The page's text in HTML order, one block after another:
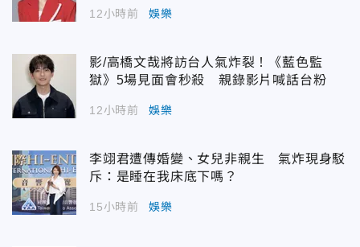
12小時前 娛樂
影/高橋文哉將訪台人氣炸裂！《藍色監
獄》5場見面會秒殺 親錄影片喊話台粉
12小時前 娛樂
李翊君遭傳婚變、女兒非親生 氣炸現身駁
斥：是睡在我床底下嗎？
15小時前 娛樂